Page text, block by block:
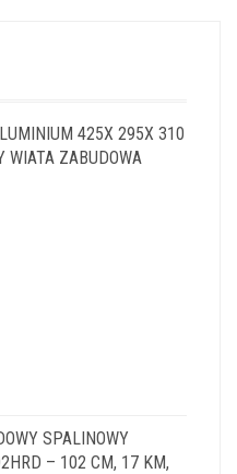
425X 295X 310
WIATA ZABUDOWA
SPALINOWY
– 102 CM, 17 KM,